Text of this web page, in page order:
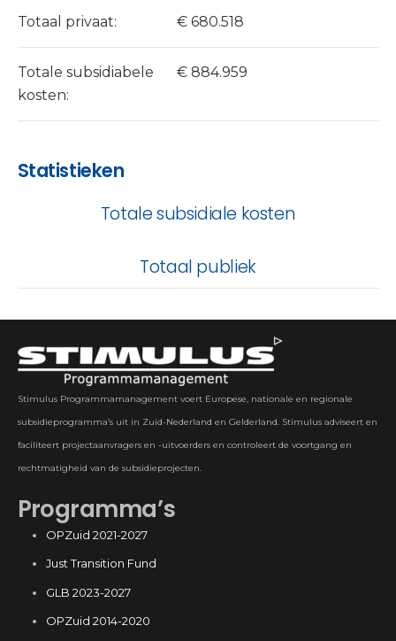
Totaal privaat: € 680.518
Totale subsidiabele
kosten:
€ 884.959
Statistieken
Totale subsidiale kosten
Totaal publiek
Stimulus Programmamanagement voert Europese, nationale en regionale
subsidieprogramma’s uit in Zuid-Nederland en Gelderland. Stimulus adviseert en
faciliteert projectaanvragers en -uitvoerders en controleert de voortgang en
rechtmatigheid van de subsidieprojecten.
Programma’s
OPZuid 2021-2027
Just Transition Fund
GLB 2023-2027
OPZuid 2014-2020